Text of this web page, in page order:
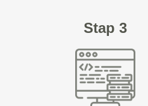
Stap 3